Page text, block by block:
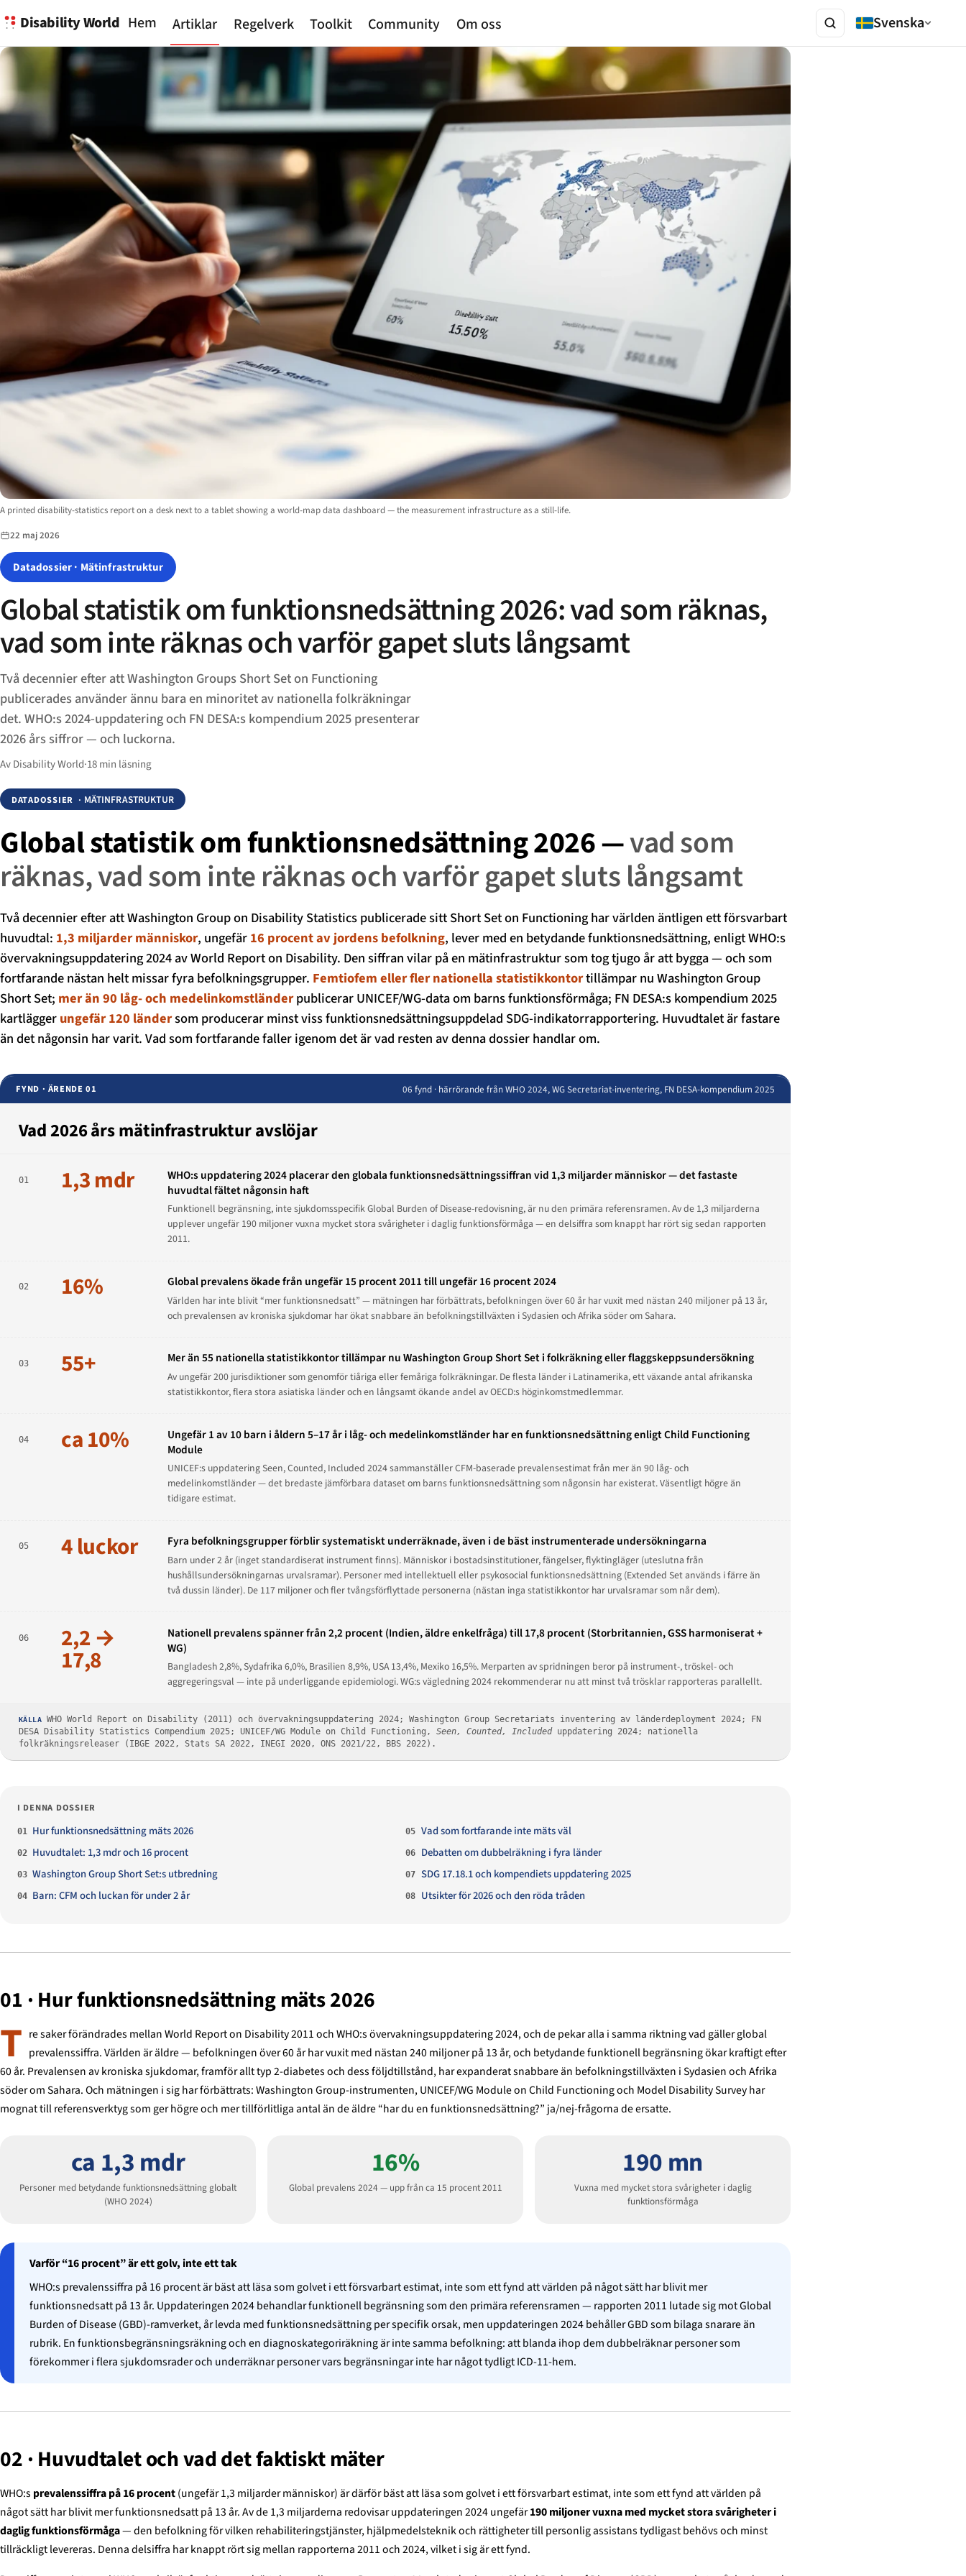
Disability World Hem Artiklar Regelverk Toolkit Community Om oss Svenska
Image description:
A printed disability-statistics report on a desk next to a tablet showing a world-map data dashboard — the measurement infrastructure as a still-life.
22 maj 2026
Datadossier · Mätinfrastruktur
Global statistik om funktionsnedsättning 2026: vad som räknas,
vad som inte räknas och varför gapet sluts långsamt
Två decennier efter att Washington Groups Short Set on Functioning
publicerades använder ännu bara en minoritet av nationella folkräkningar
det. WHO:s 2024-uppdatering och FN DESA:s kompendium 2025 presenterar
2026 års siffror — och luckorna.
Av Disability World·18 min läsning
DATADOSSIER · MÄTINFRASTRUKTUR
Global statistik om funktionsnedsättning 2026 —vad som
räknas, vad som inte räknas och varför gapet sluts långsamt
Två decennier efter att Washington Group on Disability Statistics publicerade sitt Short Set on Functioning har världen äntligen ett försvarbart
huvudtal: 1,3 miljarder människor, ungefär16 procent av jordens befolkning, lever med en betydande funktionsnedsättning, enligt WHO:s
övervakningsuppdatering 2024 av World Report on Disability. Den siffran vilar på en mätinfrastruktur som tog tjugo år att bygga — och som
fortfarande nästan helt missar fyra befolkningsgrupper. Femtiofem eller fler nationella statistikkontortillämpar nu Washington Group
Short Set; mer än 90 låg- och medelinkomstländerpublicerar UNICEF/WG-data om barns funktionsförmåga; FN DESA:s kompendium 2025
kartläggerungefär 120 ländersom producerar minst viss funktionsnedsättningsuppdelad SDG-indikatorrapportering. Huvudtalet är fastare
än det någonsin har varit. Vad som fortfarande faller igenom det är vad resten av denna dossier handlar om.
FYND · ÄRENDE 01 06 fynd · härrörande från WHO 2024, WG Secretariat-inventering, FN DESA-kompendium 2025
Vad 2026 års mätinfrastruktur avslöjar
01 1,3 mdr
WHO:s uppdatering 2024 placerar den globala funktionsnedsättningssiffran vid 1,3 miljarder människor — det fastaste
huvudtal fältet någonsin haft
Funktionell begränsning, inte sjukdomsspecifik Global Burden of Disease-redovisning, är nu den primära referensramen. Av de 1,3 miljarderna
upplever ungefär 190 miljoner vuxna mycket stora svårigheter i daglig funktionsförmåga — en delsiffra som knappt har rört sig sedan rapporten
2011.
02 16% Global prevalens ökade från ungefär 15 procent 2011 till ungefär 16 procent 2024
Världen har inte blivit “mer funktionsnedsatt” — mätningen har förbättrats, befolkningen över 60 år har vuxit med nästan 240 miljoner på 13 år,
och prevalensen av kroniska sjukdomar har ökat snabbare än befolkningstillväxten i Sydasien och Afrika söder om Sahara.
03 55+ Mer än 55 nationella statistikkontor tillämpar nu Washington Group Short Set i folkräkning eller flaggskeppsundersökning
Av ungefär 200 jurisdiktioner som genomför tiåriga eller femåriga folkräkningar. De flesta länder i Latinamerika, ett växande antal afrikanska
statistikkontor, flera stora asiatiska länder och en långsamt ökande andel av OECD:s höginkomstmedlemmar.
04 ca 10%
Ungefär 1 av 10 barn i åldern 5–17 år i låg- och medelinkomstländer har en funktionsnedsättning enligt Child Functioning
Module
UNICEF:s uppdateringSeen, Counted, Included 2024 sammanställer CFM-baserade prevalensestimat från mer än 90 låg- och
medelinkomstländer — det bredaste jämförbara dataset om barns funktionsnedsättning som någonsin har existerat. Väsentligt högre än
tidigare estimat.
05 4 luckor Fyra befolkningsgrupper förblir systematiskt underräknade, även i de bäst instrumenterade undersökningarna
Barn under 2 år (inget standardiserat instrument finns). Människor i bostadsinstitutioner, fängelser, flyktingläger (uteslutna från
hushållsundersökningarnas urvalsramar). Personer med intellektuell eller psykosocial funktionsnedsättning (Extended Set används i färre än
två dussin länder). De 117 miljoner och fler tvångsförflyttade personerna (nästan inga statistikkontor har urvalsramar som når dem).
06 2,2 →
17,8
Nationell prevalens spänner från 2,2 procent (Indien, äldre enkelfråga) till 17,8 procent (Storbritannien, GSS harmoniserat +
WG)
Bangladesh 2,8%, Sydafrika 6,0%, Brasilien 8,9%, USA 13,4%, Mexiko 16,5%. Merparten av spridningen beror på instrument-, tröskel- och
aggregeringsval — inte på underliggande epidemiologi. WG:s vägledning 2024 rekommenderar nu att minst två trösklar rapporteras parallellt.
KÄLLA WHO World Report on Disability (2011) och övervakningsuppdatering 2024; Washington Group Secretariats inventering av länderdeployment 2024; FN
DESA Disability Statistics Compendium 2025; UNICEF/WG Module on Child Functioning, Seen, Counted, Includeduppdatering 2024; nationella
folkräkningsreleaser (IBGE 2022, Stats SA 2022, INEGI 2020, ONS 2021/22, BBS 2022).
I DENNA DOSSIER
01 Hur funktionsnedsättning mäts 2026
02 Huvudtalet: 1,3 mdr och 16 procent
03 Washington Group Short Set:s utbredning
04 Barn: CFM och luckan för under 2 år
05 Vad som fortfarande inte mäts väl
06 Debatten om dubbelräkning i fyra länder
07 SDG 17.18.1 och kompendiets uppdatering 2025
08 Utsikter för 2026 och den röda tråden
01 · Hur funktionsnedsättning mäts 2026
T re saker förändrades mellan World Report on Disability 2011 och WHO:s övervakningsuppdatering 2024, och de pekar alla i samma riktning vad gäller global
prevalenssiffra. Världen är äldre — befolkningen över 60 år har vuxit med nästan 240 miljoner på 13 år, och betydande funktionell begränsning ökar kraftigt efter
60 år. Prevalensen av kroniska sjukdomar, framför allt typ 2-diabetes och dess följdtillstånd, har expanderat snabbare än befolkningstillväxten i Sydasien och Afrika
söder om Sahara. Och mätningen i sig har förbättrats: Washington Group-instrumenten, UNICEF/WG Module on Child Functioning och Model Disability Survey har
mognat till referensverktyg som ger högre och mer tillförlitliga antal än de äldre “har du en funktionsnedsättning?” ja/nej-frågorna de ersatte.
ca 1,3 mdr
Personer med betydande funktionsnedsättning globalt
(WHO 2024)
16%
Global prevalens 2024 — upp från ca 15 procent 2011
190 mn
Vuxna med mycket stora svårigheter i daglig
funktionsförmåga
Varför “16 procent” är ett golv, inte ett tak
WHO:s prevalenssiffra på 16 procent är bäst att läsa som golvet i ett försvarbart estimat, inte som ett fynd att världen på något sätt har blivit mer
funktionsnedsatt på 13 år. Uppdateringen 2024 behandlar funktionell begränsning som den primära referensramen — rapporten 2011 lutade sig mot Global
Burden of Disease (GBD)-ramverket, år levda med funktionsnedsättning per specifik orsak, men uppdateringen 2024 behåller GBD som bilaga snarare än
rubrik. En funktionsbegränsningsräkning och en diagnoskategoriräkning är inte samma befolkning: att blanda ihop dem dubbelräknar personer som
förekommer i flera sjukdomsrader och underräknar personer vars begränsningar inte har något tydligt ICD-11-hem.
02 · Huvudtalet och vad det faktiskt mäter
WHO:s prevalenssiffra på 16 procent(ungefär 1,3 miljarder människor) är därför bäst att läsa som golvet i ett försvarbart estimat, inte som ett fynd att världen på
något sätt har blivit mer funktionsnedsatt på 13 år. Av de 1,3 miljarderna redovisar uppdateringen 2024 ungefär190 miljoner vuxna med mycket stora svårigheter i
daglig funktionsförmåga— den befolkning för vilken rehabiliteringstjänster, hjälpmedelsteknik och rättigheter till personlig assistans tydligast behövs och minst
tillräckligt levereras. Denna delsiffra har knappt rört sig mellan rapporterna 2011 och 2024, vilket i sig är ett fynd.